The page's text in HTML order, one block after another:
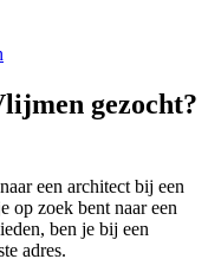
gezocht?
een architect bij een
op zoek bent naar een
ben je bij een
adres.